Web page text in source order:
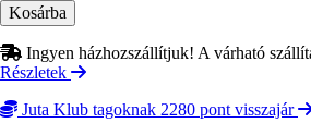
Ingyen házhozszállítjuk! A várható
Részletek
Juta Klub tagoknak 2280 pont visszajár